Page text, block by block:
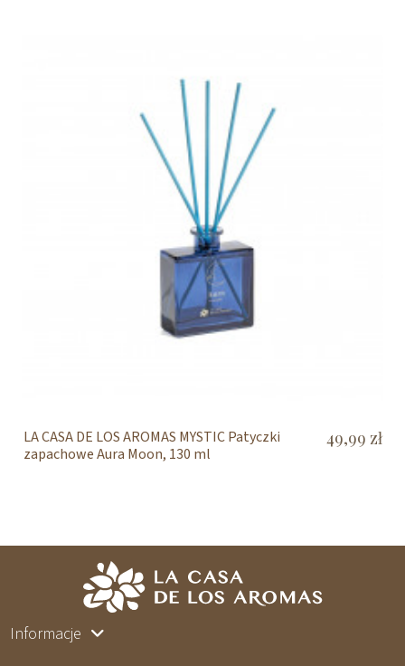
LA CASA DE LOS AROMAS MYSTIC Patyczki
zapachowe Aura Moon, 130 ml
49,99 zł
Informacje